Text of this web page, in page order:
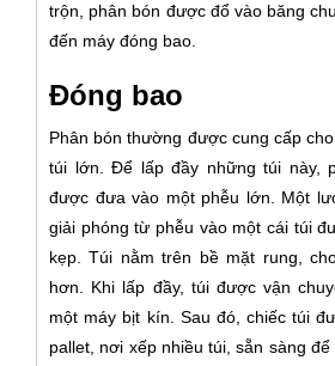
trộn, phân bón được đổ vào băng
đến máy đóng bao.
Đóng bao
Phân bón thường được cung cấp
túi lớn. Để lấp đầy những túi này,
được đưa vào một phễu lớn. Một
giải phóng từ phễu vào một cái túi
kẹp. Túi nằm trên bề mặt rung,
hơn. Khi lấp đầy, túi được vận
một máy bịt kín. Sau đó, chiếc túi
pallet, nơi xếp nhiều túi, sẵn sàng